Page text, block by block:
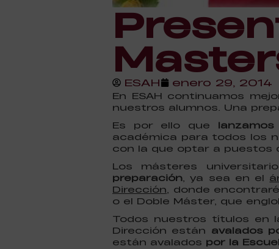
ESAH enero 29, 2014
En ESAH continuamos
nuestros alumnos. Una
Es por ello que lanzamos
académica para todos los
con la que optar a puestos
Los másteres
preparación, ya sea en el
Dirección, donde
o el Doble Máster, que
Todos nuestros títulos en
Dirección están avalados
están avalados por la